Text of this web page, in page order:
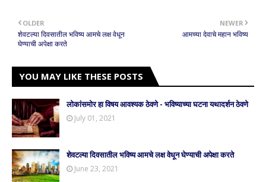
NEWER
आमच्या देवाचे महान भविष्य
OLDER
शेवटल्या दिवसातील भविष्य आमचे लक्ष वेधून
घेण्याची अपेक्षा करते
YOU MAY LIKE THESE POSTS
लोकांसमोर हा विषय आवश्यक ठेवणे - भविष्याच्या घटना यथादर्शन ठेवणे
July 01, 2021
शेवटल्या दिवसातील भविष्य आमचे लक्ष वेधून घेण्याची अपेक्षा करते
June 23, 2021